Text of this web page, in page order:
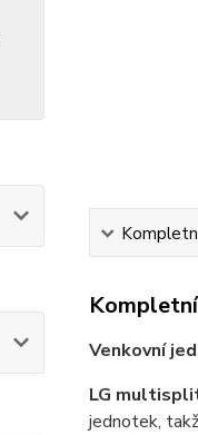
Venkovní
LG
jednotek,